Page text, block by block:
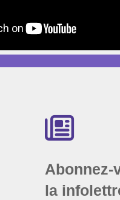
Abonnez-
la